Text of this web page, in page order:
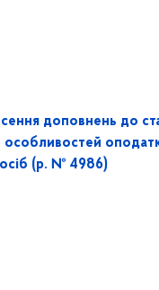
доповнень до
особливостей
осіб (р. № 4986)